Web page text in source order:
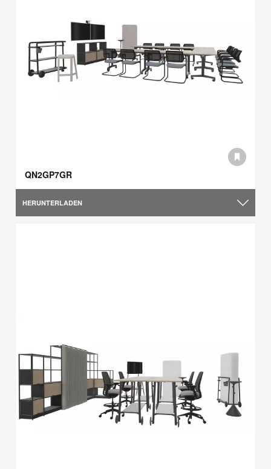
QN2GP7GR
HERUNTERLADEN